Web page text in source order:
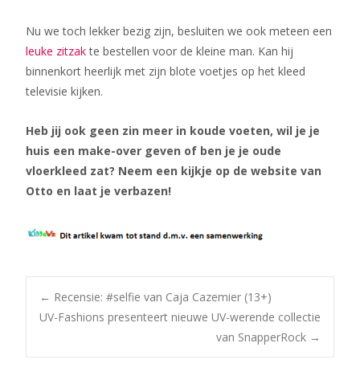
Nu we toch lekker bezig zijn, besluiten we ook meteen een
leuke zitzakte bestellen voor de kleine man. Kan hij
binnenkort heerlijk met zijn blote voetjes op het kleed
televisie kijken.
Heb jij ook geen zin meer in koude voeten, wil je je
huis een make-over geven of ben je je oude
vloerkleed zat? Neem een kijkje op de website van
Otto en laat je verbazen!
Bericht
navigatie
← Recensie: #selfie van Caja Cazemier (13+)
UV-Fashions presenteert nieuwe UV-werende collectie
van SnapperRock →